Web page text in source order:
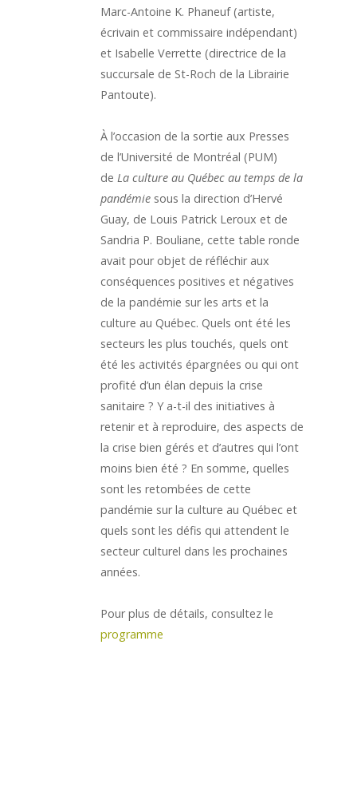
Marc-Antoine K. Phaneuf (artiste,
écrivain et commissaire indépendant)
et Isabelle Verrette (directrice de la
succursale de St-Roch de la Librairie
Pantoute).
À l’occasion de la sortie aux Presses
de l’Université de Montréal (PUM)
de La culture au Québec au temps de la
pandémie sous la direction d’Hervé
Guay, de Louis Patrick Leroux et de
Sandria P. Bouliane, cette table ronde
avait pour objet de réfléchir aux
conséquences positives et négatives
de la pandémie sur les arts et la
culture au Québec. Quels ont été les
secteurs les plus touchés, quels ont
été les activités épargnées ou qui ont
profité d’un élan depuis la crise
sanitaire ? Y a-t-il des initiatives à
retenir et à reproduire, des aspects de
la crise bien gérés et d’autres qui l’ont
moins bien été ? En somme, quelles
sont les retombées de cette
pandémie sur la culture au Québec et
quels sont les défis qui attendent le
secteur culturel dans les prochaines
années.
Pour plus de détails, consultez le
programme